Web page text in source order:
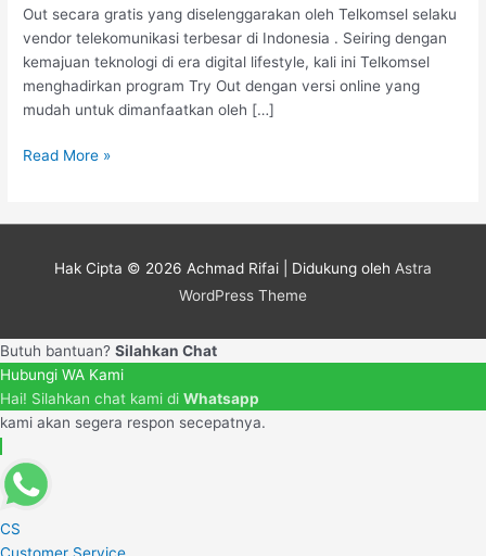
Out secara gratis yang diselenggarakan oleh Telkomsel selaku
vendor telekomunikasi terbesar di Indonesia . Seiring dengan
kemajuan teknologi di era digital lifestyle, kali ini Telkomsel
menghadirkan program Try Out dengan versi online yang
mudah untuk dimanfaatkan oleh […]
Read More »
Hak Cipta © 2026 Achmad Rifai | Didukung oleh Astra
WordPress Theme
Butuh bantuan? Silahkan Chat
Hubungi WA Kami
Hai! Silahkan chat kami di Whatsapp
kami akan segera respon secepatnya.
CS